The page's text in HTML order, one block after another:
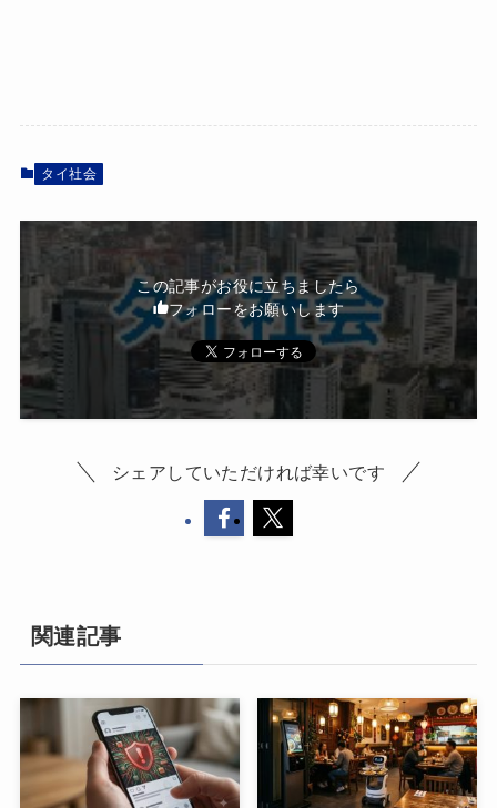
タイ社会
この記事がお役に立ちましたら
フォローをお願いします
シェアしていただければ幸いです
関連記事